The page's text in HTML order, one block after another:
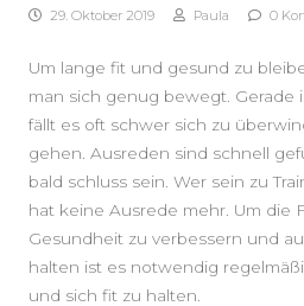
29. Oktober 2019 Paula 0
Um lange fit und gesund zu
man sich genug bewegt. Gerade
fällt es oft schwer sich zu
gehen. Ausreden sind schnell
bald schluss sein. Wer sein zu
hat keine Ausrede mehr. Um die
Gesundheit zu verbessern und
halten ist es notwendig
und sich fit zu halten.